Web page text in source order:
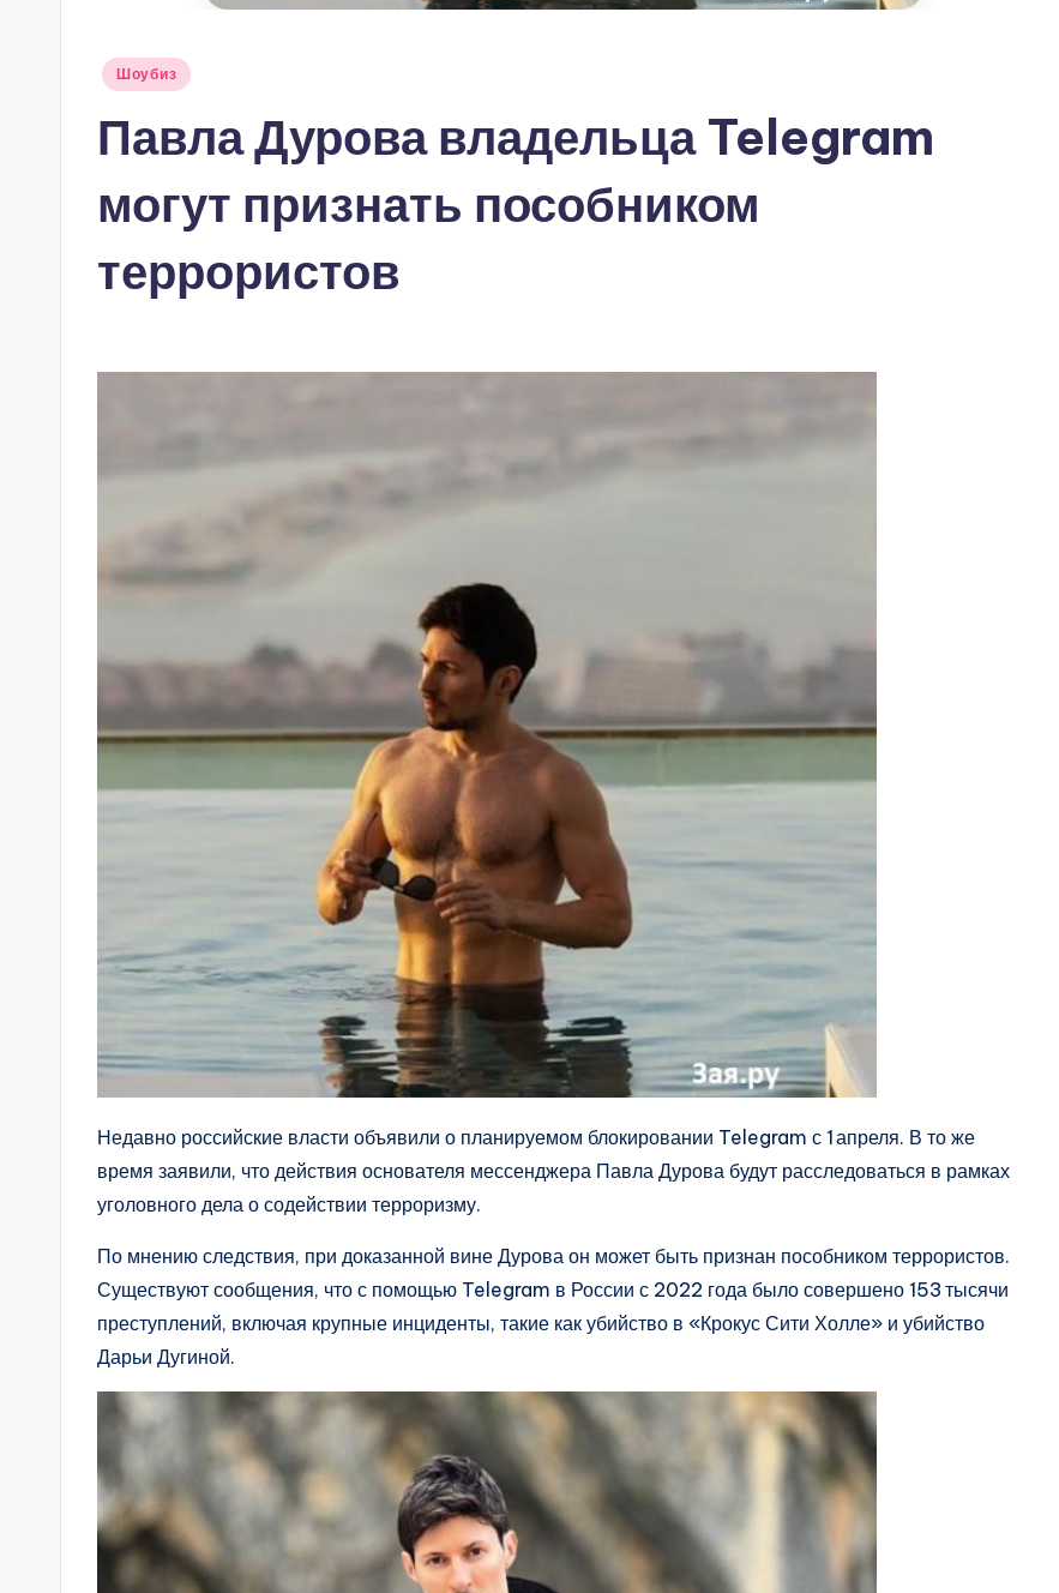
Опубликовано
Шоубиз
Павла Дурова владельца Telegram
могут признать пособником
террористов
Недавно российские власти объявили о планируемом блокировании Telegram с 1 апреля. В то же
время заявили, что действия основателя мессенджера Павла Дурова будут расследоваться в рамках
уголовного дела о содействии терроризму.
По мнению следствия, при доказанной вине Дурова он может быть признан пособником террористов.
Существуют сообщения, что с помощью Telegram в России с 2022 года было совершено 153 тысячи
преступлений, включая крупные инциденты, такие как убийство в «Крокус Сити Холле» и убийство
Дарьи Дугиной.